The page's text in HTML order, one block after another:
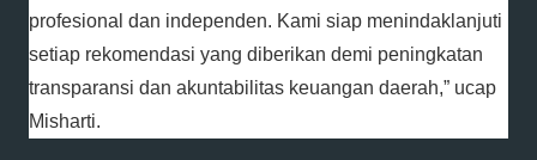
profesional dan independen. Kami siap menindaklanjuti
setiap rekomendasi yang diberikan demi peningkatan
transparansi dan akuntabilitas keuangan daerah,” ucap
Misharti.